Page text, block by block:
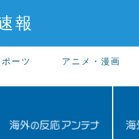
報
ーツ アニメ・漫画